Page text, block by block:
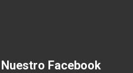
Nuestro Facebook